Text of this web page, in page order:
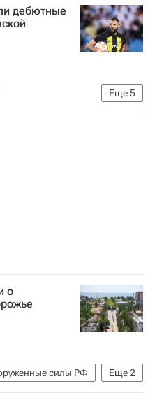
дебютные
Еще5
о
Еще2
силы РФ